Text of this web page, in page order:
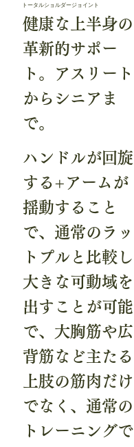
トータルショルダージョイント
健康な上半身の
革新的サポー
ト。アスリート
からシニアま
で。
ハンドルが回旋
する+アームが
揺動すること
で、通常のラッ
トプルと比較し
大きな可動域を
出すことが可能
で、大胸筋や広
背筋など主たる
上肢の筋肉だけ
でなく、通常の
トレーニングで